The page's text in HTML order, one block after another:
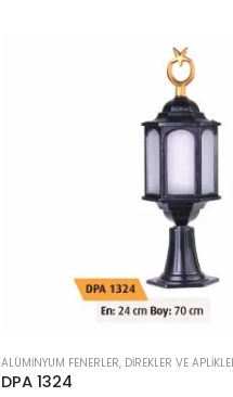
ALÜMINYUM FENERLER, DIREKLER VE
DPA 1324